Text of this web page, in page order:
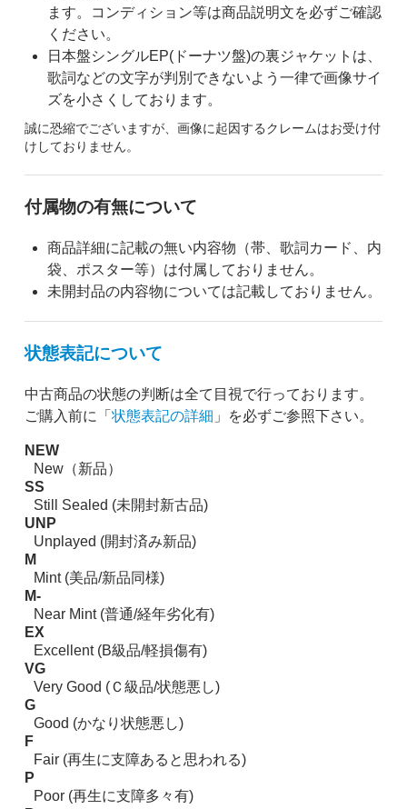
ます。コンディション等は商品説明文を必ずご確認
ください。
日本盤シングルEP(ドーナツ盤)の裏ジャケットは、
歌詞などの文字が判別できないよう一律で画像サイ
ズを小さくしております。
誠に恐縮でございますが、画像に起因するクレームはお受け付
けしておりません。
付属物の有無について
商品詳細に記載の無い内容物（帯、歌詞カード、内
袋、ポスター等）は付属しておりません。
未開封品の内容物については記載しておりません。
状態表記について
中古商品の状態の判断は全て目視で行っております。
ご購入前に「 状態表記の詳細 」を必ずご参照下さい。
NEW
New（新品）
SS
Still Sealed (未開封新古品)
UNP
Unplayed (開封済み新品)
M
Mint (美品/新品同様)
M-
Near Mint (普通/経年劣化有)
EX
Excellent (B級品/軽損傷有)
VG
Very Good (Ｃ級品/状態悪し)
G
Good (かなり状態悪し)
F
Fair (再生に支障あると思われる)
P
Poor (再生に支障多々有)